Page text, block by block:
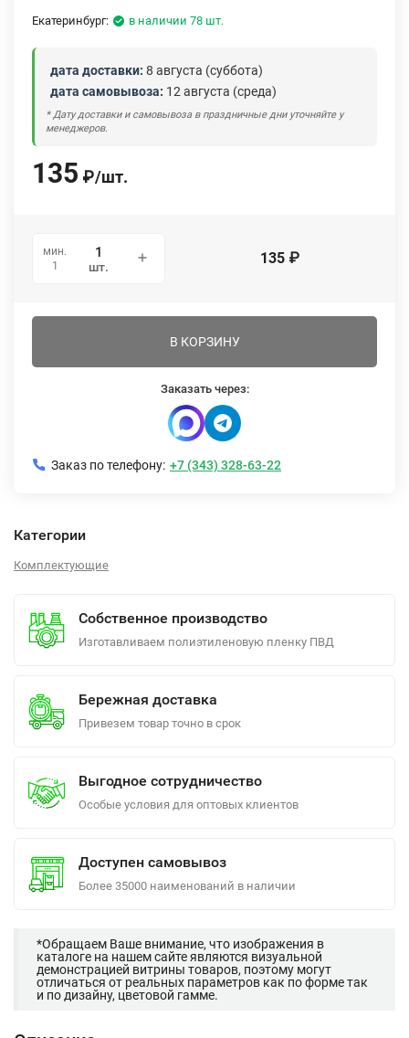
Екатеринбург: в наличии 78 шт.
дата доставки: 8 августа (суббота)
дата самовывоза: 12 августа (среда)
* Дату доставки и самовывоза в праздничные дни уточняйте у
менеджеров.
135 ₽/шт.
мин.
1
шт. 135 ₽
В КОРЗИНУ
Заказать через:
Заказ по телефону: +7 (343) 328-63-22
Категории
Комплектующие
Собственное производство
Изготавливаем полиэтиленовую пленку ПВД
Бережная доставка
Привезем товар точно в срок
Выгодное сотрудничество
Особые условия для оптовых клиентов
Доступен самовывоз
Более 35000 наименований в наличии
*Обращаем Ваше внимание, что изображения в
каталоге на нашем сайте являются визуальной
демонстрацией витрины товаров, поэтому могут
отличаться от реальных параметров как по форме так
и по дизайну, цветовой гамме.